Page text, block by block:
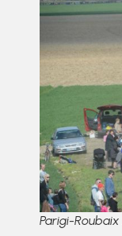
Parigi-